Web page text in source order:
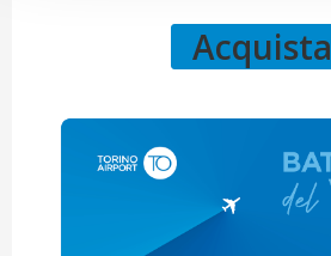
Acquista